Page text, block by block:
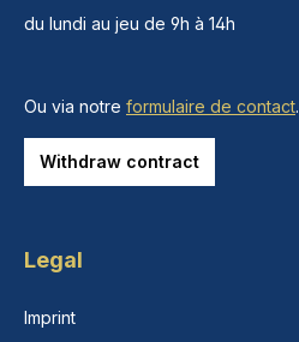
du lundi au jeu de 9h à 14h
Ou via notre formulaire de contact.
Withdraw contract
Legal
Imprint